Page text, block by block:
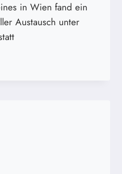
in Wien fand ein
Austausch unter